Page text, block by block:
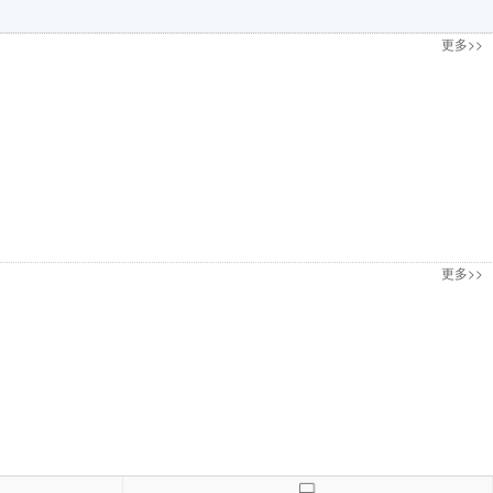
更多>>
更多>>